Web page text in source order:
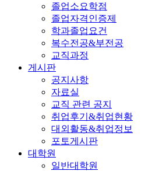
졸업소요학점
졸업자격인증제
학과졸업요건
복수전공&부전공
교직과정
게시판
공지사항
자료실
교직 관련 공지
취업후기&취업현황
대외활동&취업정보
포토게시판
대학원
일반대학원